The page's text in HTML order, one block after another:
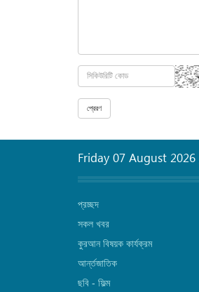
Friday 07 August 2026
প্রচ্ছদ
সকল খবর
কুরআন বিষয়ক কার্যক্রম
আর্ন্তজাতিক
ছবি‎ - ফিল্ম